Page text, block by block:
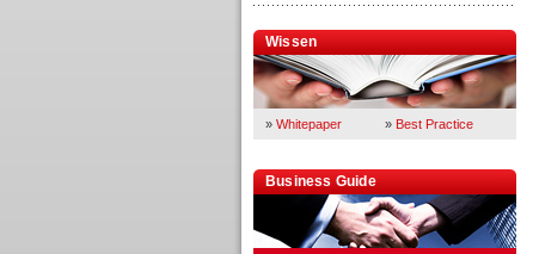
Wissen
» Whitepaper » Best Practice
Business Guide